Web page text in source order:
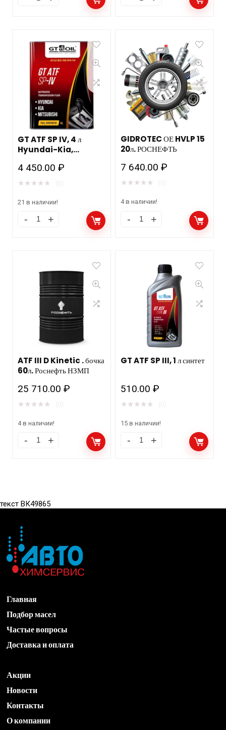
GT ATF SP IV, 4 л
Hyundai-Kia,
4 450.00₽
★ ★ ★ ★ ★
21 в наличии!
GIDROTEC ОЕ HVLP 15
20л. РОСНЕФТЬ
7 640.00₽
★ ★ ★ ★ ★
4 в наличии!
ATF III D Kinetic . бочка
60л. Роснефть НЗМП
25 710.00₽
★ ★ ★ ★ ★
4 в наличии!
GT ATF SP III, 1 л синтет
510.00₽
★ ★ ★ ★ ★
15 в наличии!
текст ВК49865
Главная
Подбор масел
Частые вопросы
Доставка и оплата
Акции
Новости
Контакты
О компании